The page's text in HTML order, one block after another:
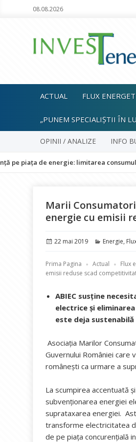
08.08.2026
ACTUAL FLUX
„PUNEM SPECIALIȘTII ÎN
OPINII / ANALIZE INFO
energie: limitarea consumului, doar
Marii
energie cu emisii
Publicat
22 mai 2019 Categorii
Energie,
Prima Pagina Actual Flux
emisii reduse scad
ABIEC susține
electrice și
este deja sustenabilă
Asociația Marilor
Guvernului României
românești ca urmare a
La scumpirea accentuată
subvenționarea energiei
suprataxarea energiei.
transforme electricitatea
de pe piața concurențială